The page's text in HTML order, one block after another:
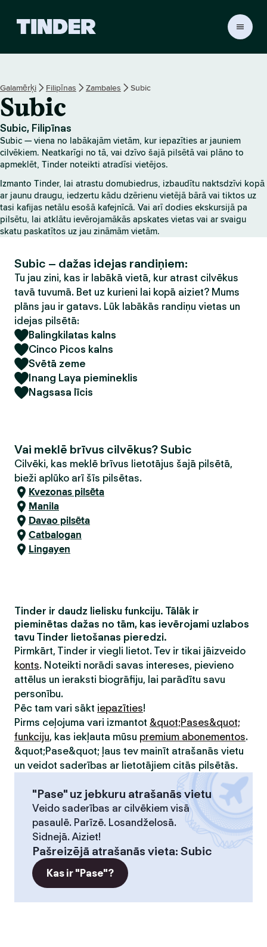
r
u
m
l
p
a
Galamērķi Filipīnas Zambales Subic
Subic
Subic, Filipīnas
Subic — viena no labākajām vietām, kur iepazīties ar jauniem
cilvēkiem. Neatkarīgi no tā, vai dzīvo šajā pilsētā vai plāno to
apmeklēt, Tinder noteikti atradīsi vietējos.
Izmanto Tinder, lai atrastu domubiedrus, izbaudītu naktsdzīvi kopā
ar jaunu draugu, iedzertu kādu dzērienu vietējā bārā vai tiktos uz
tasi kafijas netālu esošā kafejnīcā. Vai arī dodies ekskursijā pa
pilsētu, lai atklātu ievērojamākās apskates vietas vai ar svaigu
skatu paskatītos uz jau zināmām vietām.
Subic – dažas idejas randiņiem:
Tu jau zini, kas ir labākā vietā, kur atrast cilvēkus
tavā tuvumā. Bet uz kurieni lai kopā aiziet? Mums
plāns jau ir gatavs. Lūk labākās randiņu vietas un
idejas pilsētā:
Balingkilatas kalns
Cinco Picos kalns
Svētā zeme
Inang Laya piemineklis
Nagsasa līcis
Vai meklē brīvus cilvēkus? Subic
Cilvēki, kas meklē brīvus lietotājus šajā pilsētā,
bieži aplūko arī šīs pilsētas.
Kvezonas pilsēta
Manila
Davao pilsēta
Catbalogan
Lingayen
Tinder ir daudz lielisku funkciju. Tālāk ir
pieminētas dažas no tām, kas ievērojami uzlabos
tavu Tinder lietošanas pieredzi.
Pirmkārt, Tinder ir viegli lietot. Tev ir tikai jāizveido
konts. Noteikti norādi savas intereses, pievieno
attēlus un ieraksti biogrāfiju, lai parādītu savu
personību.
Pēc tam vari sākt iepazīties!
Pirms ceļojuma vari izmantot &quot;Pases&quot;
funkciju, kas iekļauta mūsu premium abonementos.
&quot;Pase&quot; ļaus tev mainīt atrašanās vietu
un veidot saderības ar lietotājiem citās pilsētās.
"Pase" uz jebkuru atrašanās vietu
Veido saderības ar cilvēkiem visā
pasaulē. Parīzē. Losandželosā.
Sidnejā. Aiziet!
Pašreizējā atrašanās vieta: Subic
Kas ir "Pase"?